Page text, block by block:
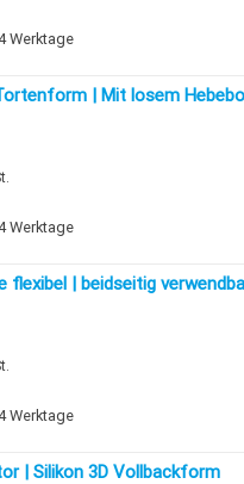
Werktage
| Mit losem
Werktage
flexibel | beidseitig
Werktage
| Silikon 3D Vollbackform